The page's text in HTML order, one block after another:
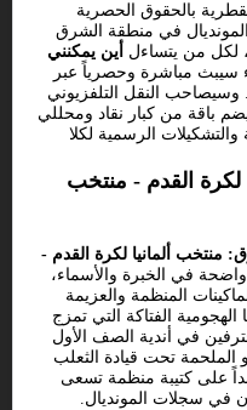
بالحقوق الحصرية
المونديال في منطقة الشرق
لكل من يتساءل أين يمكنني
سيبث مباشرة وحصرياً عبر
شاشة قناة beIN SPORTS MAX HD1. وسيصاحب النقل التلفزيوني
باقة من كبار نقاد ومحللي
والتشكيلات الرسمية لكلا
لكرة القدم - منتخب
منتخب ألمانيا لكرة القدم -
في الخبرة والأسماء،
المنظمة والعزيمة
الهجومية الفتاكة التي تمزج
في أندية الصف الأول
تحت قيادة الثعلب
على كتيبة منظمة تسعى
في سجلات المونديال.